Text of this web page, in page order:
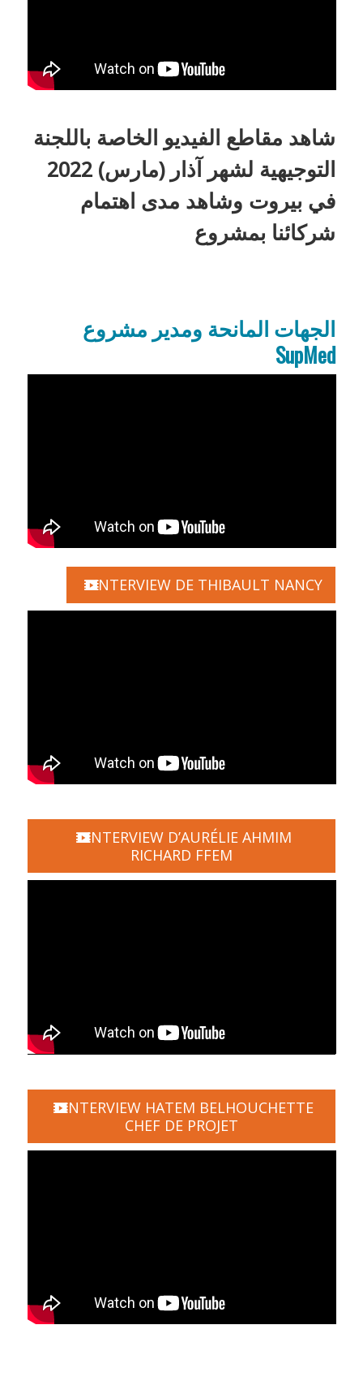
شاهد مقاطع الفيديو الخاصة باللجنة
التوجيهية لشهر آذار (مارس) 2022
في بيروت وشاهد مدى اهتمام
شركائنا بمشروع
الجهات المانحة ومدير مشروع
SupMed
INTERVIEW DE THIBAULT NANCY
INTERVIEW D’AURÉLIE AHMIM
RICHARD FFEM
INTERVIEW HATEM BELHOUCHETTE
CHEF DE PROJET